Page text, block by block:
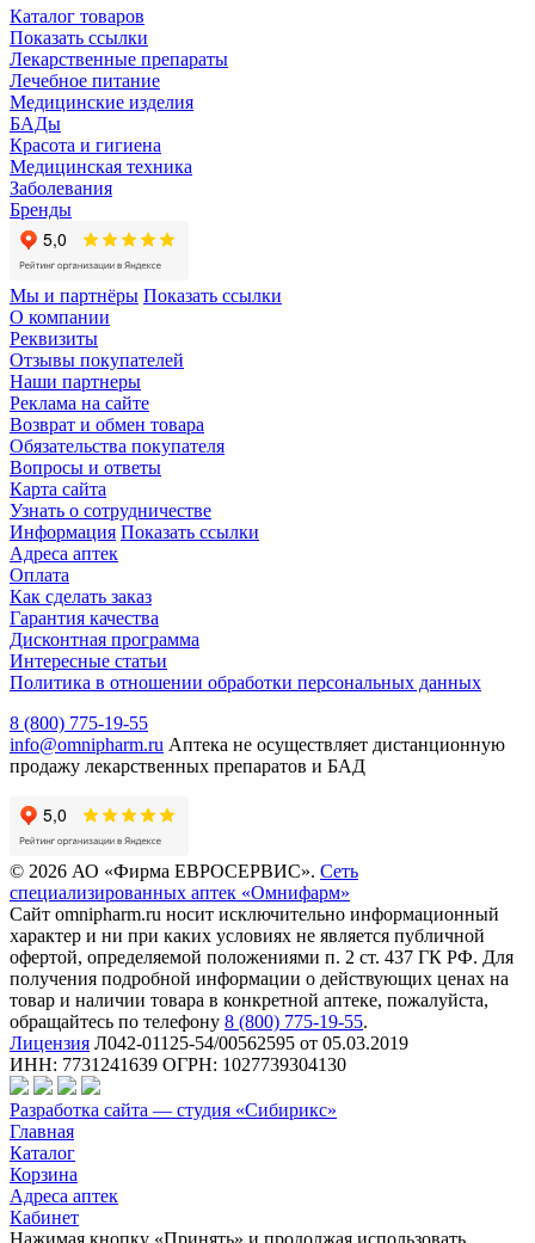
Каталог товаров
Показать ссылки
Лекарственные препараты
Лечебное питание
Медицинские изделия
БАДы
Красота и гигиена
Медицинская техника
Заболевания
Бренды
Мы и партнёры Показать ссылки
О компании
Реквизиты
Отзывы покупателей
Наши партнеры
Реклама на сайте
Возврат и обмен товара
Обязательства покупателя
Вопросы и ответы
Карта сайта
Узнать о сотрудничестве
Информация Показать ссылки
Адреса аптек
Оплата
Как сделать заказ
Гарантия качества
Дисконтная программа
Интересные статьи
Политика в отношении обработки персональных данных
8 (800) 775-19-55
info@omnipharm.ru Аптека не осуществляет дистанционную
продажу лекарственных препаратов и БАД
© 2026 АО «Фирма ЕВРОСЕРВИС». Сеть
специализированных аптек «Омнифарм»
Сайт omnipharm.ru носит исключительно информационный
характер и ни при каких условиях не является публичной
офертой, определяемой положениями п. 2 ст. 437 ГК РФ. Для
получения подробной информации о действующих ценах на
товар и наличии товара в конкретной аптеке, пожалуйста,
обращайтесь по телефону 8 (800) 775-19-55.
Лицензия Л042-01125-54/00562595 от 05.03.2019
ИНН: 7731241639 ОГРН: 1027739304130
Разработка сайта — студия «Сибирикс»
Главная
Каталог
Корзина
Адреса аптек
Кабинет
Нажимая кнопку «Принять» и продолжая использовать